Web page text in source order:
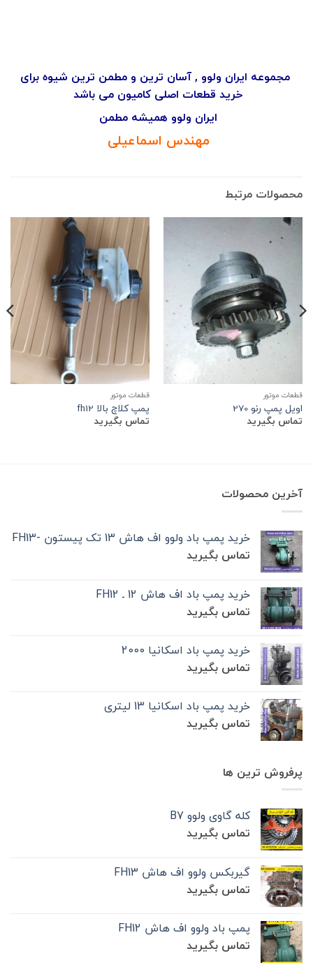
مجموعه ایران ولوو , آسان ترین و مطمن ترین شیوه برای
خرید قطعات اصلی کامیون می باشد
ایران ولوو همیشه مطمن
مهندس اسماعیلی
محصولات مرتبط
قطعات موتور
اویل پمپ رنو 270
تماس بگیرید
قطعات موتور
پمپ کلاچ بالا fh12
تماس بگیرید
آخرین محصولات
خرید پمپ باد ولوو اف هاش 13 تک‌ پیستون -FH13
تماس بگیرید
خرید پمپ باد اف هاش 12 ـ FH12
تماس بگیرید
خرید پمپ باد اسکانیا 2000
تماس بگیرید
خرید پمپ باد اسکانیا 13 لیتری
تماس بگیرید
پرفروش ترین ها
کله گاوی ولوو B7
تماس بگیرید
گیربکس ولوو اف هاش FH13
تماس بگیرید
پمپ باد ولوو اف هاش FH12
تماس بگیرید